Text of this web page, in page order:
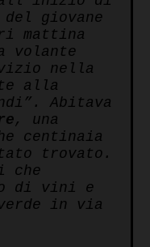
giovane
mattina
volante
nella
alla
Abitava
, una
centinaia
trovato.
che
di vini e
in via